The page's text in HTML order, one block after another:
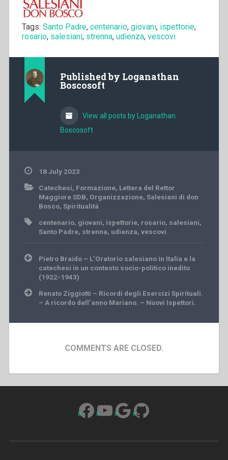
Tags: Santo Padre, centenario, giovani, ispettorie,
rosario, salesiani, strenna, udienza, vescovi
Published by Loganathan
Boscosoft
View all posts by Loganathan
Boscosoft
18 July 2023
Catechesi, Formazione, Lettera del Rettor
Maggiore SDB, Organizzazione, Salesiani di don
Bosco, Spiritualità
centenario, giovani, ispettorie, rosario, salesiani,
Santo Padre, strenna, udienza, vescovi
Post
navigation
Pietro Braido – L’Oratorio salesiano in Italia e la
catechesi in un contesto socio-politico inedito
(1922-1943)
Renato Ziggiotti – Ricordi degli Esercizi Spirituali.
– A ricordo dell’anno Mariano. – Nuovi Ispettori.
COMMENTS ARE CLOSED.
Facebook
YouTube
Google
GitHub